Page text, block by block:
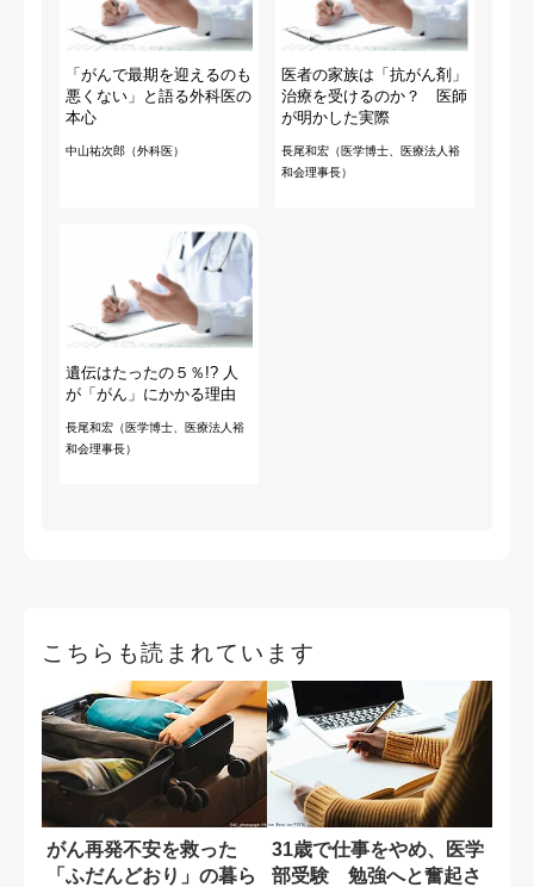
「がんで最期を迎えるのも
悪くない」と語る外科医の
本心
中山祐次郎（外科医）
医者の家族は「抗がん剤」
治療を受けるのか？ 医師
が明かした実際
長尾和宏（医学博士、医療法人裕
和会理事長）
遺伝はたったの５％!? 人
が「がん」にかかる理由
長尾和宏（医学博士、医療法人裕
和会理事長）
こちらも読まれています
がん再発不安を救った
「ふだんどおり」の暮ら
31歳で仕事をやめ、医学
部受験 勉強へと奮起さ